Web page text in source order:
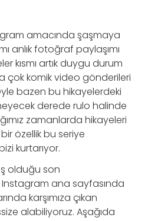
amacında şaşmaya
anlık fotoğraf paylaşımı
kısmı artık duygu durum
çok komik video gönderileri
bazen bu hikayelerdeki
derede rulo halinde
zamanlarda hikayeleri
özellik bu seriye
kurtarıyor.
olduğu son
ana sayfasında
karşımıza çıkan
alabiliyoruz. Aşağıda